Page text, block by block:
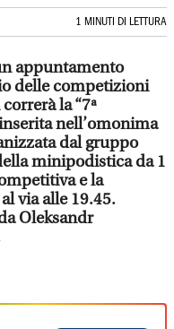
1 MINUTI DI LETTURA
appuntamento
delle competizioni
la “7ª
nell’omonima
dal gruppo
minipodistica da 1
e la
via alle 19.45.
Oleksandr